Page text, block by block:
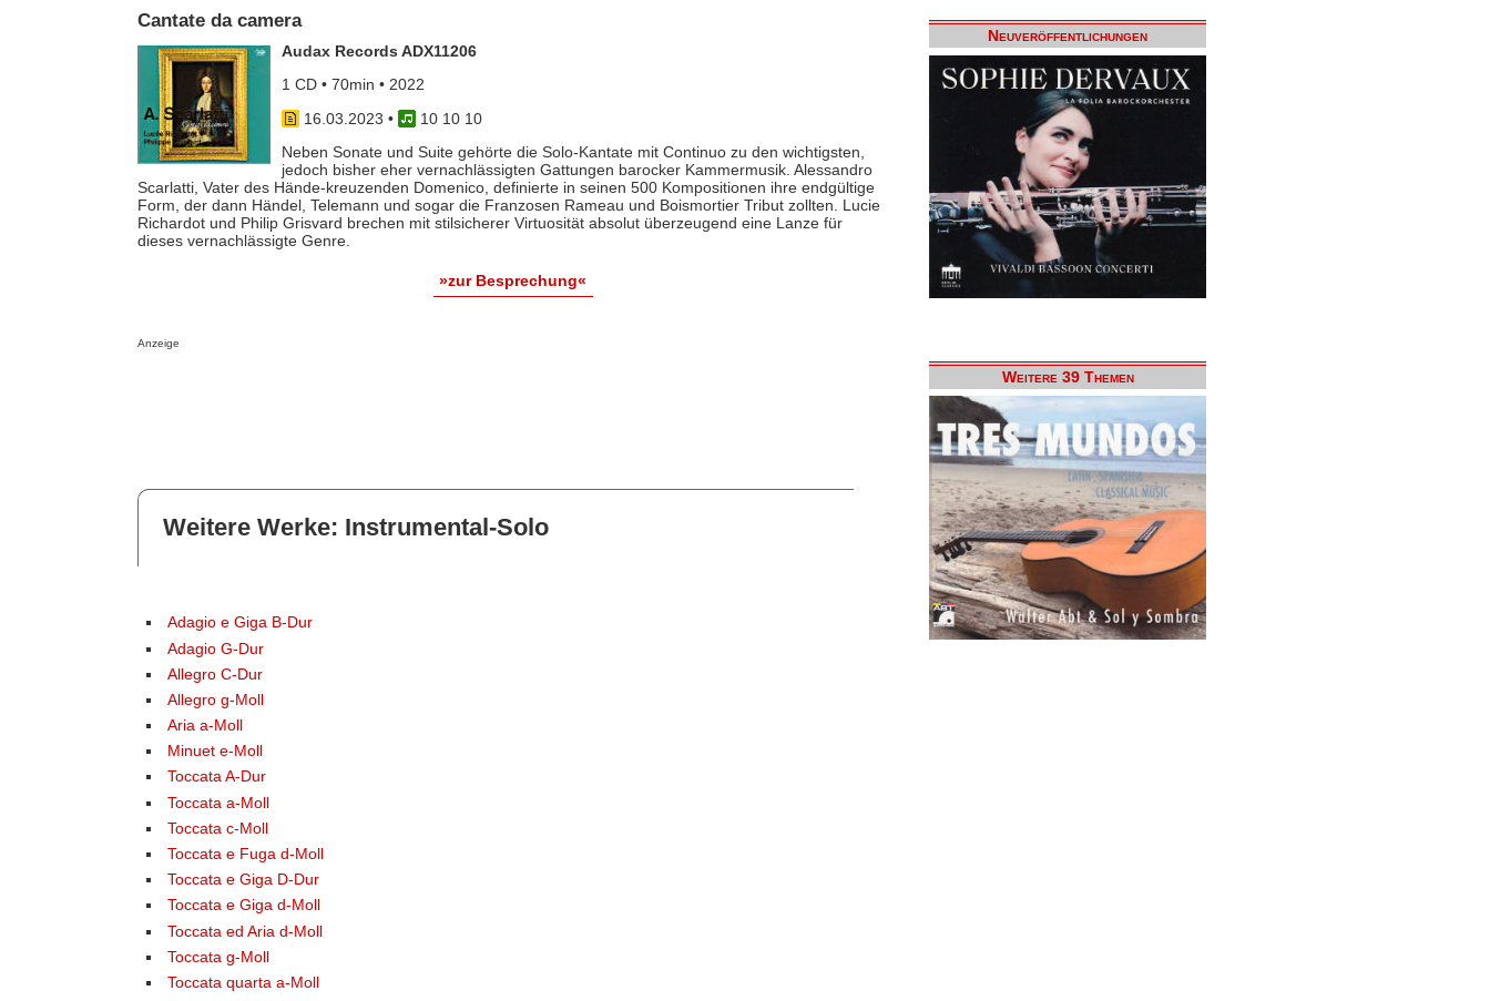
Cantate da camera
Audax Records ADX11206
1 CD • 70min • 2022
16.03.2023 •
10 10 10
Neben Sonate und Suite gehörte die Solo-Kantate mit Continuo zu den wichtigsten,
jedoch bisher eher vernachlässigten Gattungen barocker Kammermusik. Alessandro
Scarlatti, Vater des Hände-kreuzenden Domenico, definierte in seinen 500 Kompositionen ihre endgültige
Form, der dann Händel, Telemann und sogar die Franzosen Rameau und Boismortier Tribut zollten. Lucie
Richardot und Philip Grisvard brechen mit stilsicherer Virtuosität absolut überzeugend eine Lanze für
dieses vernachlässigte Genre.
»zur Besprechung«
Anzeige
Weitere Werke: Instrumental-Solo
Adagio e Giga B-Dur
Adagio G-Dur
Allegro C-Dur
Allegro g-Moll
Aria a-Moll
Minuet e-Moll
Toccata A-Dur
Toccata a-Moll
Toccata c-Moll
Toccata e Fuga d-Moll
Toccata e Giga D-Dur
Toccata e Giga d-Moll
Toccata ed Aria d-Moll
Toccata g-Moll
Toccata quarta a-Moll
Neuveröffentlichungen
Weitere 39 Themen